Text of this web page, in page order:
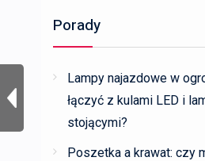
Porady
Lampy najazdowe w
łączyć z kulami LED i
stojącymi?
Poszetka a krawat: czy